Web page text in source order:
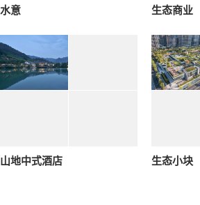
水意 生态商业
山地中式酒店 生态小块